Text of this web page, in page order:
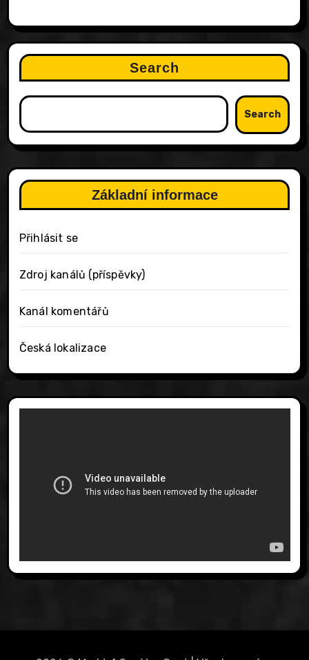
Search
Search
Základní informace
Přihlásit se
Zdroj kanálů (příspěvky)
Kanál komentářů
Česká lokalizace